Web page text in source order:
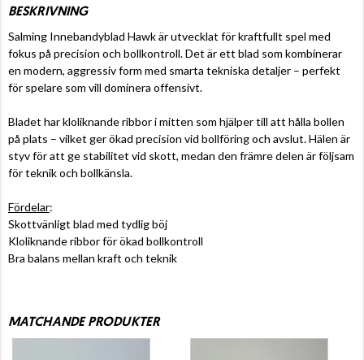
BESKRIVNING
Salming Innebandyblad Hawk är utvecklat för kraftfullt spel med
fokus på precision och bollkontroll. Det är ett blad som kombinerar
en modern, aggressiv form med smarta tekniska detaljer – perfekt
för spelare som vill dominera offensivt.
Bladet har kloliknande ribbor i mitten som hjälper till att hålla bollen
på plats – vilket ger ökad precision vid bollföring och avslut. Hälen är
styv för att ge stabilitet vid skott, medan den främre delen är följsam
för teknik och bollkänsla.
Fördelar:
Skottvänligt blad med tydlig böj
Kloliknande ribbor för ökad bollkontroll
Bra balans mellan kraft och teknik
MATCHANDE PRODUKTER